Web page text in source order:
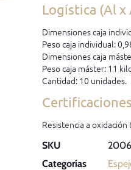
Logística (Al x
Dimensiones caja
Peso caja individual:
Dimensiones caja
Peso caja máster: 11
Cantidad: 10 unidades.
Certificaciones
Resistencia a
SKU
Categorías